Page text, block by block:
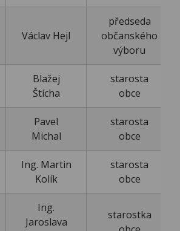
Václav Hejl
předseda
občanského
výboru
Blažej
Štícha
starosta
obce
Pavel
Michal
starosta
obce
Ing. Martin
Kolík
starosta
obce
Ing.
Jaroslava
starostka